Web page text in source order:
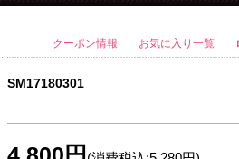
クーポン情報 お気に入り一覧
SM17180301